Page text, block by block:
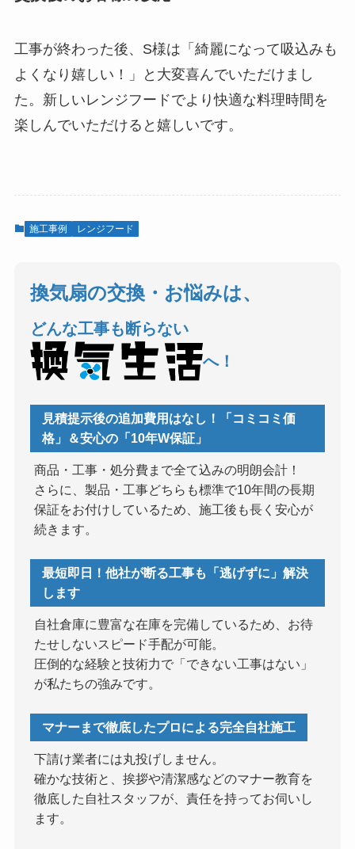
工事が終わった後、S様は「綺麗になって吸込みも
よくなり嬉しい！」と大変喜んでいただけまし
た。新しいレンジフードでより快適な料理時間を
楽しんでいただけると嬉しいです。
施工事例 レンジフード
換気扇の交換・お悩みは、
どんな工事も断らない
へ！
見積提示後の追加費用はなし！「コミコミ価
格」＆安心の「10年W保証」
商品・工事・処分費まで全て込みの明朗会計！
さらに、製品・工事どちらも標準で10年間の長期
保証をお付けしているため、施工後も長く安心が
続きます。
最短即日！他社が断る工事も「逃げずに」解決
します
自社倉庫に豊富な在庫を完備しているため、お待
たせしないスピード手配が可能。
圧倒的な経験と技術力で「できない工事はない」
が私たちの強みです。
マナーまで徹底したプロによる完全自社施工
下請け業者には丸投げしません。
確かな技術と、挨拶や清潔感などのマナー教育を
徹底した自社スタッフが、責任を持ってお伺いし
ます。